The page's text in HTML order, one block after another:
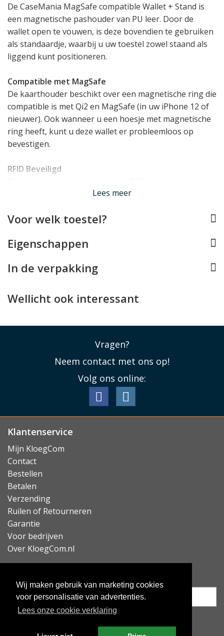
Wij maken gebruik van marketing cookies
voor personalisatie van advertenties.
Lees onze cookie verklaring
De CaseMania MagSafe compatible Wallet + Stand is
een magnetische pashouder van PU leer. Door de
wallet open te vouwen, is deze bovendien te gebruiken
als standaardje, waarbij u uw toestel zowel staand als
liggend kunt positioneren.
Compatible met MagSafe
De kaarthouder beschikt over een magnetische ring die
compatible is met Qi2 en MagSafe (in uw iPhone 12 of
nieuwer). Ook wanneer u een hoesje met magnetische
ring heeft, kunt u deze wallet er probleemloos op
bevestigen.
RFID Beveiligd
skimmen te voorkomen.Lees meer
Voor welk toestel?
Eigenschappen
In de verpakking
Wellicht ook interessant
Vragen?
Neem contact met ons op!
Volg ons online:
Klantenservice
Mijn KloegCom
Contact
Bestellen
Betalen
Verzending
Ruilen of Retourneren
Garantie
Voor bedrijven
Over KloegCom.nl